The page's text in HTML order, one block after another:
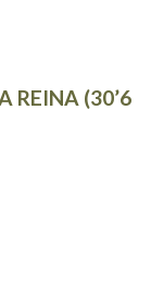
REINA (30’6